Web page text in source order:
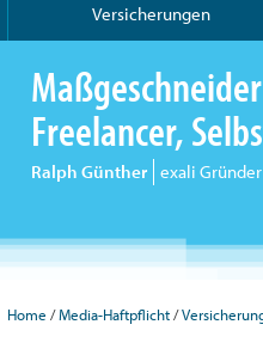
Versicherungen
Freelancer,
Ralph Günther exali Gründer
Home Media-Haftpflicht